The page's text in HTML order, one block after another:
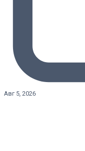
Авг 5, 2026